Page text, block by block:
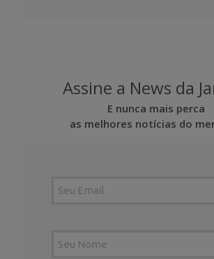
Assine a News da
E nunca mais perca
as melhores notícias do